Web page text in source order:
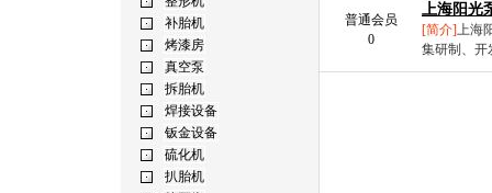
普通会员
0
上海阳光
[简介]上海
集研制、